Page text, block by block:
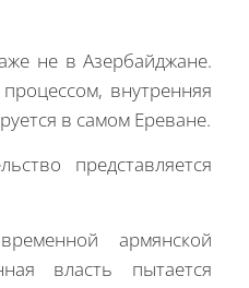
не в Азербайджане.
внутренняя
в самом Ереване.
представляется
армянской
власть пытается